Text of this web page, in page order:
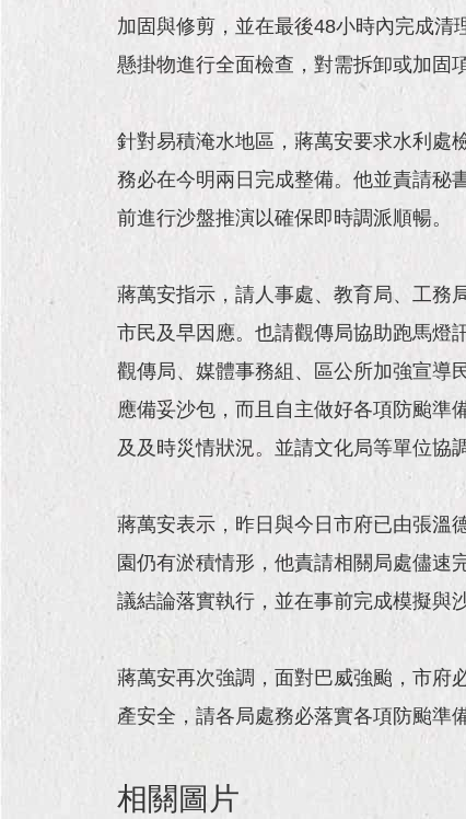
加固與修剪，並在最後48小時內完成清
懸掛物進行全面檢查，對需拆卸或加固
針對易積淹水地區，蔣萬安要求水利處
務必在今明兩日完成整備。他並責請秘
前進行沙盤推演以確保即時調派順暢。
蔣萬安指示，請人事處、教育局、工務
市民及早因應。也請觀傳局協助跑馬燈
觀傳局、媒體事務組、區公所加強宣導
應備妥沙包，而且自主做好各項防颱準
及及時災情狀況。並請文化局等單位協
蔣萬安表示，昨日與今日市府已由張溫
園仍有淤積情形，他責請相關局處儘速
議結論落實執行，並在事前完成模擬與
蔣萬安再次強調，面對巴威強颱，市府
產安全，請各局處務必落實各項防颱準
相關圖片